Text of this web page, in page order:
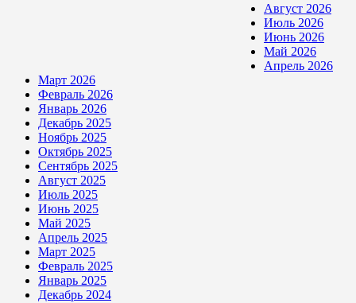
Август 2026
Июль 2026
Июнь 2026
Май 2026
Апрель 2026
Март 2026
Февраль 2026
Январь 2026
Декабрь 2025
Ноябрь 2025
Октябрь 2025
Сентябрь 2025
Август 2025
Июль 2025
Июнь 2025
Май 2025
Апрель 2025
Март 2025
Февраль 2025
Январь 2025
Декабрь 2024